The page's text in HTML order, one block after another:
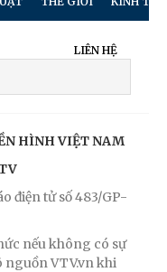
LIÊN HỆ
HÌNH VIỆT NAM
điện tử số 483/GP-
nếu không có sự
nguồn VTV.vn khi